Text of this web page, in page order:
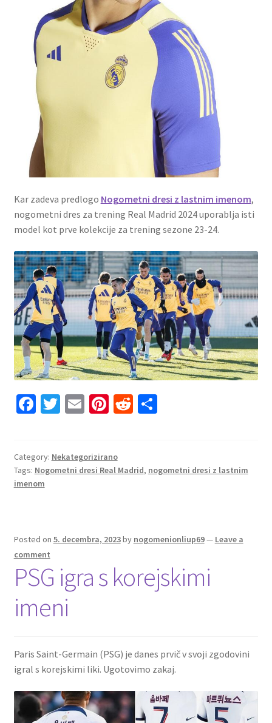
Kar zadeva predlogo Nogometni dresi z lastnim imenom,
nogometni dres za trening Real Madrid 2024 uporablja isti
model kot prve kolekcije za trening sezone 23-24.
Fa
o
o
T
er
E
l
Pi
es
t
R
di
t
S
Category: Nekategorizirano
Tags: Nogometni dresi Real Madrid, nogometni dresi z lastnim
imenom
Posted on 5. decembra, 2023by nogomenionliup69— Leave a
comment
PSG igra s korejskimi
imeni
Paris Saint-Germain (PSG) je danes prvič v svoji zgodovini
igral s korejskimi liki. Ugotovimo zakaj.